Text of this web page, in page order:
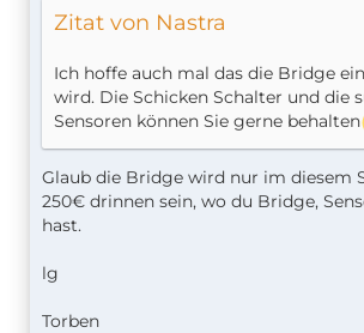
Zitat von Nastra
Ich hoffe auch mal das die Bridge
wird. Die Schicken Schalter und die
Sensoren können Sie gerne behalten
Glaub die Bridge wird nur im diesem
250€ drinnen sein, wo du Bridge,
hast.
lg
Torben